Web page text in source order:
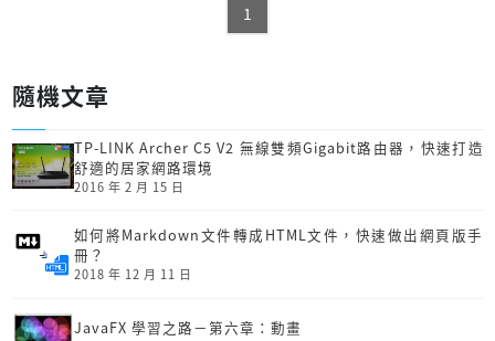
1
隨機文章
TP-LINK Archer C5 V2 無線雙頻Gigabit路由器，快速打造
舒適的居家網路環境
2016 年 2 月 15 日
如何將Markdown文件轉成HTML文件，快速做出網頁版手
冊？
2018 年 12 月 11 日
JavaFX 學習之路－第六章：動畫